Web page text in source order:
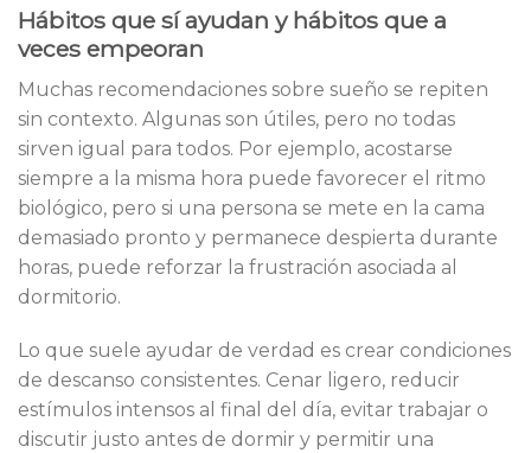
Hábitos que sí ayudan y hábitos que a
veces empeoran
Muchas recomendaciones sobre sueño se repiten
sin contexto. Algunas son útiles, pero no todas
sirven igual para todos. Por ejemplo, acostarse
siempre a la misma hora puede favorecer el ritmo
biológico, pero si una persona se mete en la cama
demasiado pronto y permanece despierta durante
horas, puede reforzar la frustración asociada al
dormitorio.
Lo que suele ayudar de verdad es crear condiciones
de descanso consistentes. Cenar ligero, reducir
estímulos intensos al final del día, evitar trabajar o
discutir justo antes de dormir y permitir una